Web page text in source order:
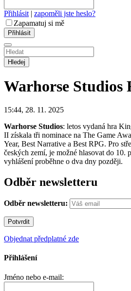
Přihlásit | zapoměli jste heslo?
Zapamatuj si mě
Hledej
Warhorse Studios
15:44, 28. 11. 2025
Warhorse Studios: letos vydaná hra
II získala tři nominace na The Game
Year, Best Narrative a Best RPG. Pro
českých zemí, je možné hlasovat do 10.
vyhlášení proběhne o dva dny později.
Odběr newsletteru
Odběr newsletteru:
Objednat předplatné zde
Přihlášení
Jméno nebo e-mail: